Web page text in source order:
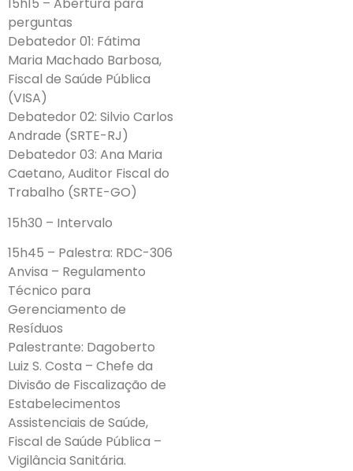
15h15 – Abertura para
perguntas
Debatedor 01: Fátima
Maria Machado Barbosa,
Fiscal de Saúde Pública
(VISA)
Debatedor 02: Silvio Carlos
Andrade (SRTE-RJ)
Debatedor 03: Ana Maria
Caetano, Auditor Fiscal do
Trabalho (SRTE-GO)
15h30 – Intervalo
15h45 – Palestra: RDC-306
Anvisa – Regulamento
Técnico para
Gerenciamento de
Resíduos
Palestrante: Dagoberto
Luiz S. Costa – Chefe da
Divisão de Fiscalização de
Estabelecimentos
Assistenciais de Saúde,
Fiscal de Saúde Pública –
Vigilância Sanitária.